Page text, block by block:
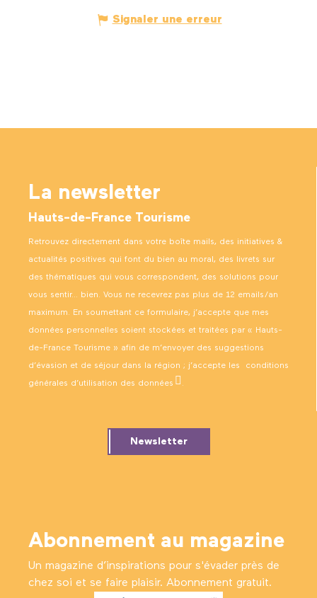
Signaler une erreur
La newsletter
Hauts-de-France Tourisme
Retrouvez directement dans votre boîte mails, des initiatives &
actualités positives qui font du bien au moral, des livrets sur
des thématiques qui vous correspondent, des solutions pour
vous sentir… bien. Vous ne recevrez pas plus de 12 emails/an
maximum. En soumettant ce formulaire, j’accepte que mes
données personnelles soient stockées et traitées par « Hauts-
de-France Tourisme » afin de m’envoyer des suggestions
d’évasion et de séjour dans la région ; j’accepte les conditions
générales d’utilisation des données .
Newsletter
Abonnement au magazine
Un magazine d’inspirations pour s'évader près de
chez soi et se faire plaisir. Abonnement gratuit.